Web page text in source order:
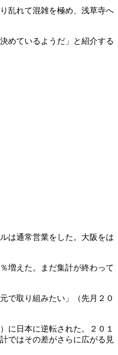
乱れて混雑を極め、浅草寺へ
めているようだ」と紹介する
は通常営業をした。大阪をは
増えた。まだ集計が終わって
で取り組みたい」（先月２０
に日本に逆転された。２０１
ではその差がさらに広がる見